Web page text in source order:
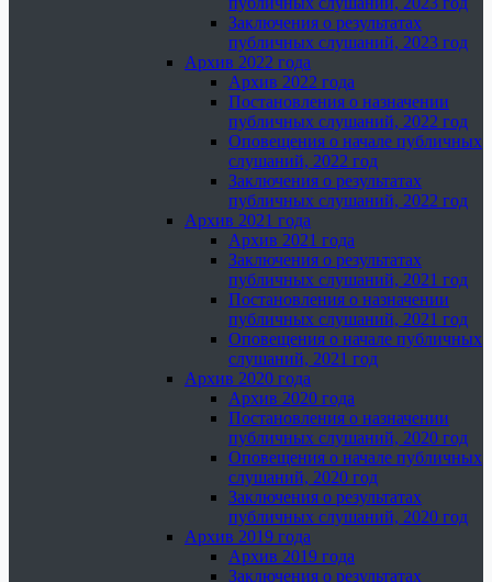
Заключения о результатах
публичных слушаний, 2023 год
Архив 2022 года
Архив 2022 года
Постановления о назначении
публичных слушаний, 2022 год
Оповещения о начале публичных
слушаний, 2022 год
Заключения о результатах
публичных слушаний, 2022 год
Архив 2021 года
Архив 2021 года
Заключения о результатах
публичных слушаний, 2021 год
Постановления о назначении
публичных слушаний, 2021 год
Оповещения о начале публичных
слушаний, 2021 год
Архив 2020 года
Архив 2020 года
Постановления о назначении
публичных слушаний, 2020 год
Оповещения о начале публичных
слушаний, 2020 год
Заключения о результатах
публичных слушаний, 2020 год
Архив 2019 года
Архив 2019 года
Заключения о результатах